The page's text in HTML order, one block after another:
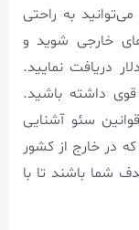
به راحتی
خارجی شوید و
دریافت نمایید.
داشته باشید.
سئو آشنایی
در خارج از کشور
شما باشند تا با